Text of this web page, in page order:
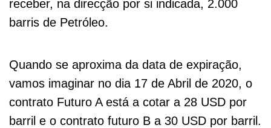
receber, na direcção por si indicada, 2.000
barris de Petróleo.
Quando se aproxima da data de expiração,
vamos imaginar no dia 17 de Abril de 2020, o
contrato Futuro A está a cotar a 28 USD por
barril e o contrato futuro B a 30 USD por barril.